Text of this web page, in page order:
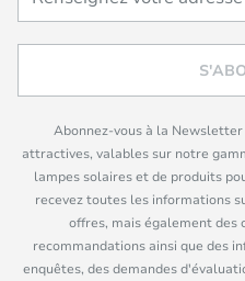
Abonnez-vous à la
attractives, valables sur notre
lampes solaires et de produits
recevez toutes les informations
offres, mais également des
recommandations ainsi que des
enquêtes, des demandes